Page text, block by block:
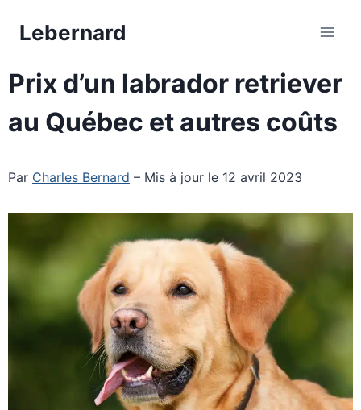
Lebernard
Prix d’un labrador retriever
au Québec et autres coûts
Par Charles Bernard – Mis à jour le 12 avril 2023